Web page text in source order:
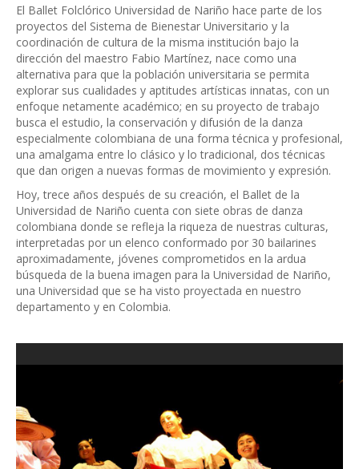
El Ballet Folclórico Universidad de Nariño hace parte de los
proyectos del Sistema de Bienestar Universitario y la
coordinación de cultura de la misma institución bajo la
dirección del maestro Fabio Martínez, nace como una
alternativa para que la población universitaria se permita
explorar sus cualidades y aptitudes artísticas innatas, con un
enfoque netamente académico; en su proyecto de trabajo
busca el estudio, la conservación y difusión de la danza
especialmente colombiana de una forma técnica y profesional,
una amalgama entre lo clásico y lo tradicional, dos técnicas
que dan origen a nuevas formas de movimiento y expresión.
Hoy, trece años después de su creación, el Ballet de la
Universidad de Nariño cuenta con siete obras de danza
colombiana donde se refleja la riqueza de nuestras culturas,
interpretadas por un elenco conformado por 30 bailarines
aproximadamente, jóvenes comprometidos en la ardua
búsqueda de la buena imagen para la Universidad de Nariño,
una Universidad que se ha visto proyectada en nuestro
departamento y en Colombia.